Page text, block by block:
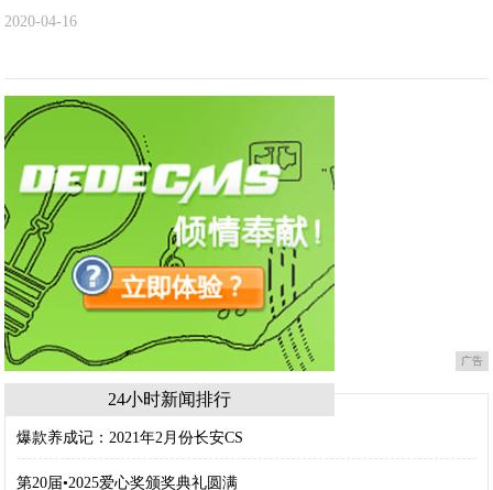
2020-04-16
广告
24小时新闻排行
爆款养成记：2021年2月份长安CS
第20届•2025爱心奖颁奖典礼圆满